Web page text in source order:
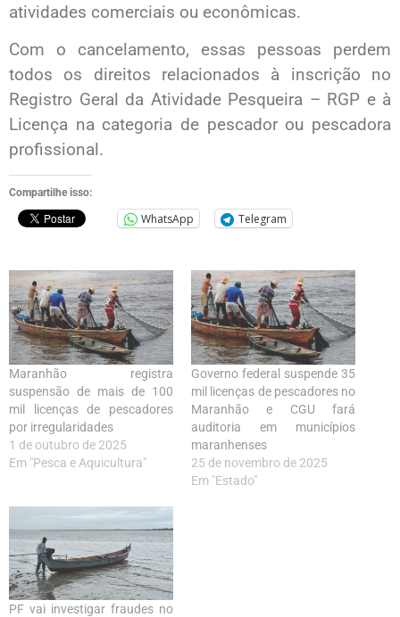
atividades comerciais ou econômicas.
Com o cancelamento, essas pessoas perdem
todos os direitos relacionados à inscrição no
Registro Geral da Atividade Pesqueira – RGP e à
Licença na categoria de pescador ou pescadora
profissional.
Compartilhe isso:
WhatsApp Telegram
Maranhão registra
suspensão de mais de 100
mil licenças de pescadores
por irregularidades
1 de outubro de 2025
Em "Pesca e Aquicultura"
Governo federal suspende 35
mil licenças de pescadores no
Maranhão e CGU fará
auditoria em municípios
maranhenses
25 de novembro de 2025
Em "Estado"
PF vai investigar fraudes no